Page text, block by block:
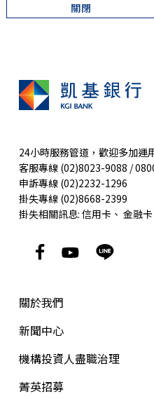
關閉
24小時服務管道，歡迎多加運
客服專線 (02)8023-9088 /
申訴專線 (02)2232-1296
掛失專線 (02)8668-2399
掛失相關訊息: 信用卡、 金融卡
關於我們
新聞中心
機構投資人盡職治理
菁英招募